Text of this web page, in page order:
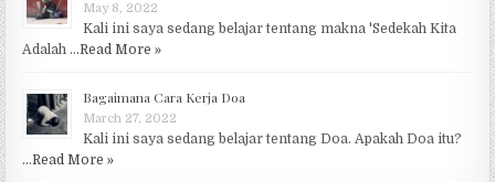
May 8, 2022
Kali ini saya sedang belajar tentang makna 'Sedekah Kita
Adalah …Read More »
Bagaimana Cara Kerja Doa
March 27, 2022
Kali ini saya sedang belajar tentang Doa. Apakah Doa itu?
…Read More »